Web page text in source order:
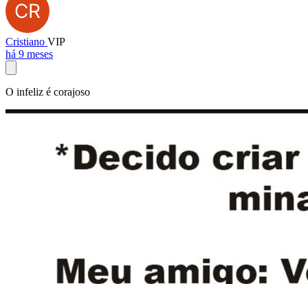
Cristiano VIP
há 9 meses
O infeliz é corajoso